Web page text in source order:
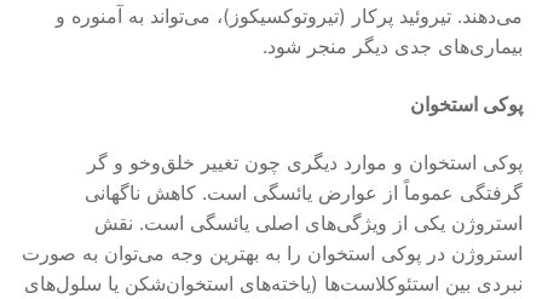
می‌دهند. تیروئید پرکار (تیروتوکسیکوز)، می‌تواند به آمنوره و
بیماری‌های جدی دیگر منجر شود.
پوکی استخوان
پوکی استخوان و موارد دیگری چون تغییر خلق‌وخو و گر
گرفتگی عموماً از عوارض یائسگی است. کاهش ناگهانی
استروژن یکی از ویژگی‌های اصلی یائسگی است. نقش
استروژن در پوکی استخوان را به بهترین وجه می‌توان به صورت
نبردی بین استئوکلاست‌ها (یاخته‌های استخوان‌شکن یا سلول‌های